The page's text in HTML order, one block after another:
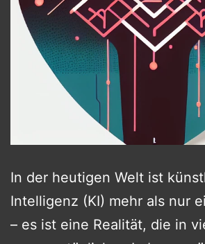
In der heutigen Welt ist
Intelligenz (KI) mehr als nur
– es ist eine Realität, die in